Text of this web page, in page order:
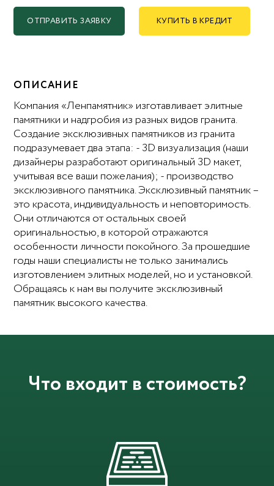
ОТПРАВИТЬ ЗАЯВКУ КУПИТЬ В КРЕДИТ
ОПИСАНИЕ
Компания «Ленпамятник» изготавливает элитные
памятники и надгробия из разных видов гранита.
Создание эксклюзивных памятников из гранита
подразумевает два этапа: - 3D визуализация (наши
дизайнеры разработают оригинальный 3D макет,
учитывая все ваши пожелания); - производство
эксклюзивного памятника. Эксклюзивный памятник –
это красота, индивидуальность и неповторимость.
Они отличаются от остальных своей
оригинальностью, в которой отражаются
особенности личности покойного. За прошедшие
годы наши специалисты не только занимались
изготовлением элитных моделей, но и установкой.
Обращаясь к нам вы получите эксклюзивный
памятник высокого качества.
Что входит в стоимость?